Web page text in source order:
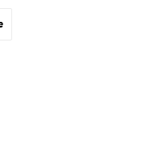
больше вопросов без
жестоко мстить.